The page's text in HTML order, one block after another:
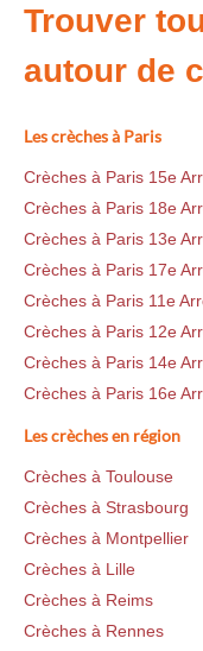
Trouver
autour de
Les crèches à Paris
Crèches à Paris 15e
Crèches à Paris 18e
Crèches à Paris 13e
Crèches à Paris 17e
Crèches à Paris 11e
Crèches à Paris 12e
Crèches à Paris 14e
Crèches à Paris 16e
Les crèches en région
Crèches à Toulouse
Crèches à Strasbourg
Crèches à Montpellier
Crèches à Lille
Crèches à Reims
Crèches à Rennes